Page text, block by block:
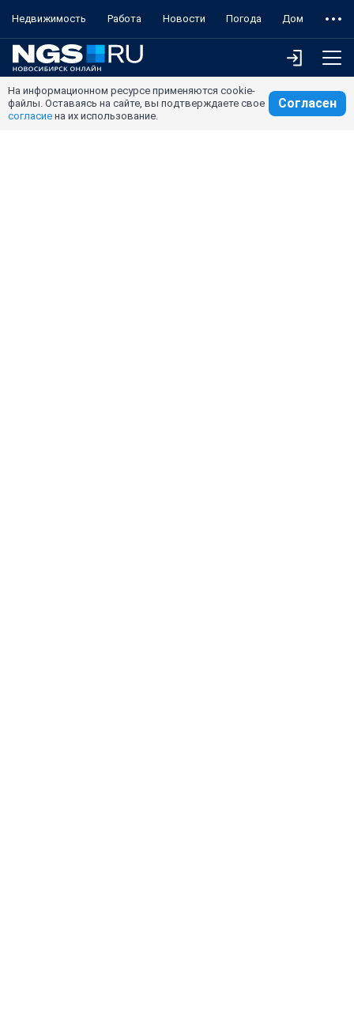
Недвижимость Работа Новости Погода Дом
На информационном ресурсе применяются cookie-
файлы. Оставаясь на сайте, вы подтверждаете свое
согласие на их использование.
Согласен